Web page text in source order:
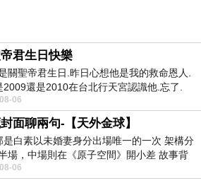
君生日快樂
關聖帝君生日.昨日心想他是我的救命恩人.
2009還是2010在台北行天宮認識他.忘了.
摩交友的網友學
06
面聊兩句-【天外金球】
是白素以未婚妻身分出場唯一的一次 架構分
半場，中場則在《原子空間》開小差 故事背
西藏境外流亡 地下組織
06